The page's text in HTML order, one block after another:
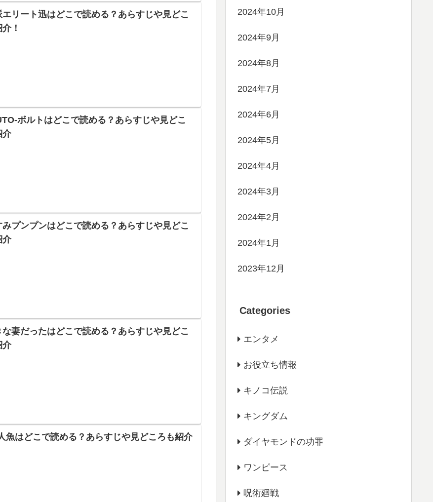
エリート迅はどこで読める？あらすじや見どこ
！
ボルトはどこで読める？あらすじや見どこ
介
みプンプンはどこで読める？あらすじや見どこ
介
な妻だったはどこで読める？あらすじや見どこ
介
魚はどこで読める？あらすじや見どころも紹介
2024年10月
2024年9月
2024年8月
2024年7月
2024年6月
2024年5月
2024年4月
2024年3月
2024年2月
2024年1月
2023年12月
Categories
エンタメ
お役立ち情報
キノコ伝説
キングダム
ダイヤモンドの功罪
ワンピース
呪術廻戦